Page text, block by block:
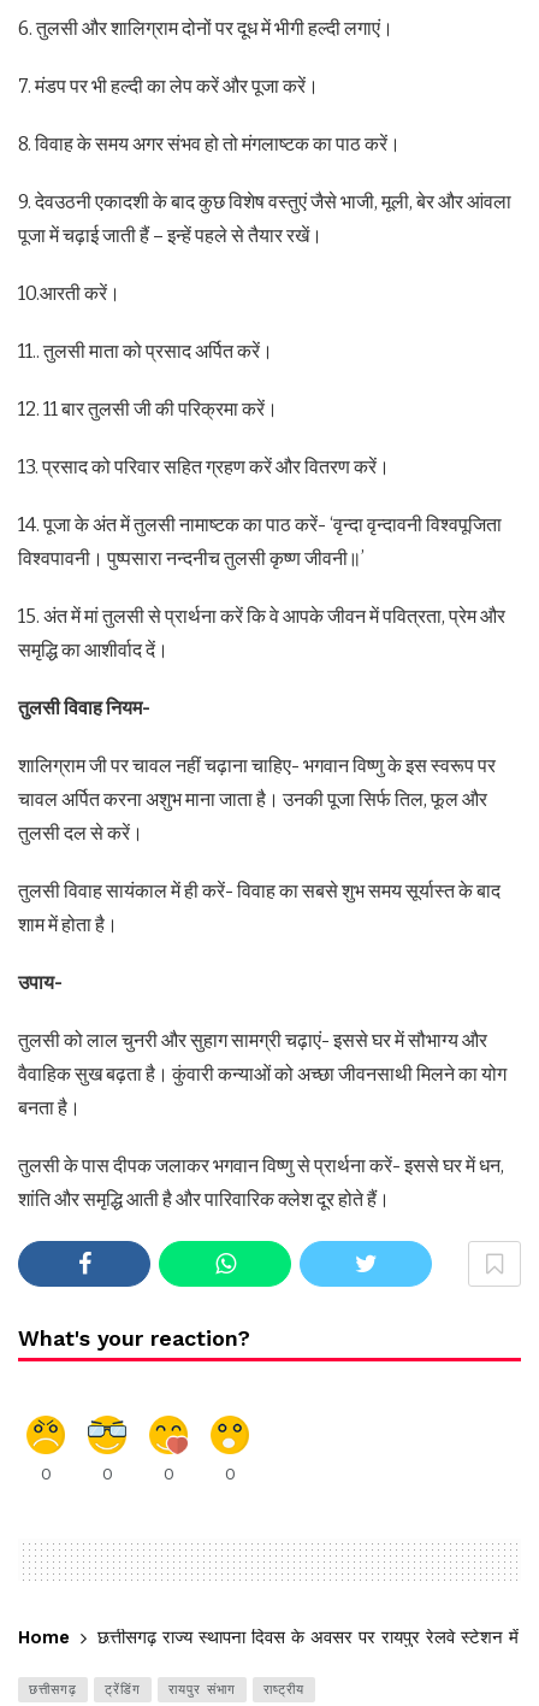
6. तुलसी और शालिग्राम दोनों पर दूध में भीगी हल्दी लगाएं।
7. मंडप पर भी हल्दी का लेप करें और पूजा करें।
8. विवाह के समय अगर संभव हो तो मंगलाष्टक का पाठ करें।
9. देवउठनी एकादशी के बाद कुछ विशेष वस्तुएं जैसे भाजी, मूली, बेर और आंवला
पूजा में चढ़ाई जाती हैं – इन्हें पहले से तैयार रखें।
10.आरती करें।
11.. तुलसी माता को प्रसाद अर्पित करें।
12. 11 बार तुलसी जी की परिक्रमा करें।
13. प्रसाद को परिवार सहित ग्रहण करें और वितरण करें।
14. पूजा के अंत में तुलसी नामाष्टक का पाठ करें- ‘वृन्दा वृन्दावनी विश्वपूजिता
विश्वपावनी। पुष्पसारा नन्दनीच तुलसी कृष्ण जीवनी॥’
15. अंत में मां तुलसी से प्रार्थना करें कि वे आपके जीवन में पवित्रता, प्रेम और
समृद्धि का आशीर्वाद दें।
तुलसी विवाह नियम-
शालिग्राम जी पर चावल नहीं चढ़ाना चाहिए- भगवान विष्णु के इस स्वरूप पर
चावल अर्पित करना अशुभ माना जाता है। उनकी पूजा सिर्फ तिल, फूल और
तुलसी दल से करें।
तुलसी विवाह सायंकाल में ही करें- विवाह का सबसे शुभ समय सूर्यास्त के बाद
शाम में होता है।
उपाय-
तुलसी को लाल चुनरी और सुहाग सामग्री चढ़ाएं- इससे घर में सौभाग्य और
वैवाहिक सुख बढ़ता है। कुंवारी कन्याओं को अच्छा जीवनसाथी मिलने का योग
बनता है।
तुलसी के पास दीपक जलाकर भगवान विष्णु से प्रार्थना करें- इससे घर में धन,
शांति और समृद्धि आती है और पारिवारिक क्लेश दूर होते हैं।
What's your reaction?
0 0 0 0
Home छत्तीसगढ़ राज्य स्थापना दिवस के अवसर पर रायपुर रेलवे स्टेशन में
छत्तीसगढ़ ट्रेंडिंग रायपुर संभाग राष्ट्रीय